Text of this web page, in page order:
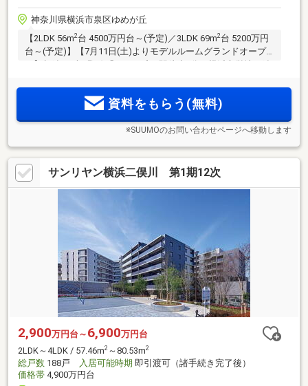
神奈川県横浜市泉区ゆめが丘
【2LDK 56m2台 4500万円台～(予定)／3LDK 69m2台 5200万円
台～(予定)】【7月11日(土)よりモデルルームグランドオープ
新横浜・渋谷直通。120店舗以上を擁する「ゆめが丘ソラト
ス」へ徒歩5分。全213邸資料をもらう(無料)
※SUUMOのお問い合わせページへ移動します
サンリヤン横浜二俣川 第1期12次
2,900万円台～ 6,900万円台
2LDK～4LDK / 57.46m2 ～80.53m2
総戸数 188戸 入居可能時期 即引渡可（諸手続き完了後）
価格帯 4,900万円台